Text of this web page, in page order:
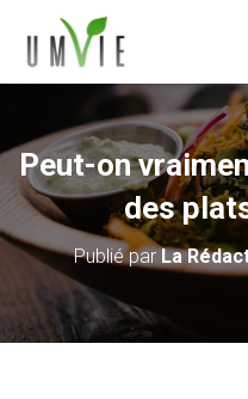
Peut-on
des
Publié parLa